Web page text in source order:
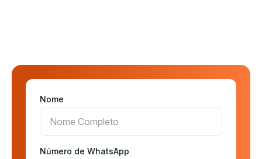
Nome
Número de WhatsApp